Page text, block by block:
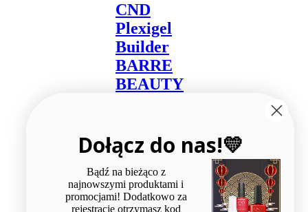
CND
Plexigel
Builder
BARRE
BEAUTY
159,90 zł
Dodaj
do
koszyka
Dołącz do nas!💛
Bądź na bieżąco z
najnowszymi produktami i
promocjami! Dodatkowo za
rejestrację otrzymasz kod